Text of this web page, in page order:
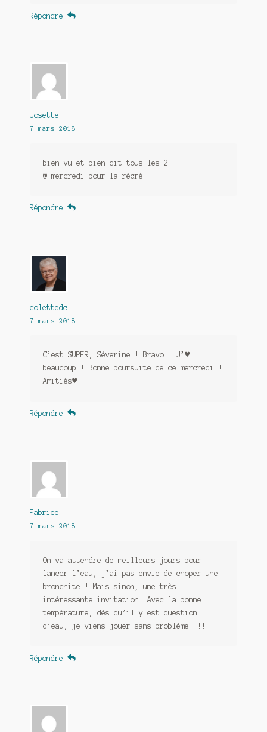
Répondre
Josette
7 mars 2018
bien vu et bien dit tous les 2
@ mercredi pour la récré
Répondre
colettedc
7 mars 2018
C’est SUPER, Séverine ! Bravo ! J’♥
beaucoup ! Bonne poursuite de ce mercredi !
Amitiés♥
Répondre
Fabrice
7 mars 2018
On va attendre de meilleurs jours pour
lancer l’eau, j’ai pas envie de choper une
bronchite ! Mais sinon, une très
intéressante invitation… Avec la bonne
température, dès qu’il y est question
d’eau, je viens jouer sans problème !!!
Répondre